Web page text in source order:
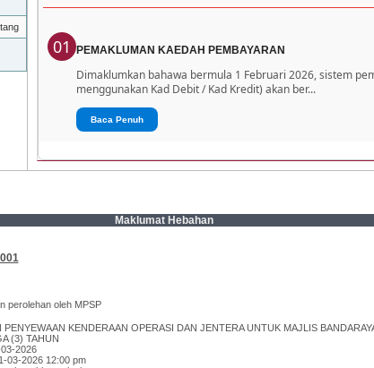
01 PEMAKLUMAN KAEDAH PEMBAYARAN
Dimaklumkan bahawa bermula 1 Februari 2026, sistem
menggunakan Kad Debit / Kad Kredit) akan ber...
Baca Penuh
Maklumat Hebahan
perolehan oleh MPSP
PENYEWAAN KENDERAAN OPERASI DAN JENTERA UNTUK MAJLIS
(3) TAHUN
2026
03-2026 12:00 pm